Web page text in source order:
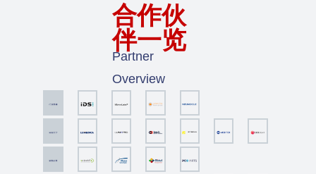
合作伙
伴一览
Partner
Overview